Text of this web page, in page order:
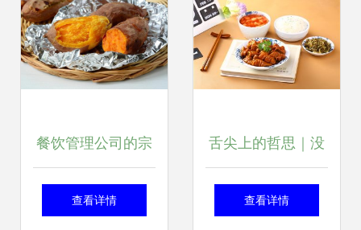
思
餐饮管理公司的宗
旨与实践意义
查看详情
舌尖上的哲思｜没
吃过水俤粉干的米
查看详情